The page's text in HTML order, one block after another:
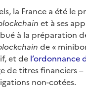
la France a été le
et à ses
à la préparation
de «
et de l’ordonnance
de titres financiers
non-cotées.